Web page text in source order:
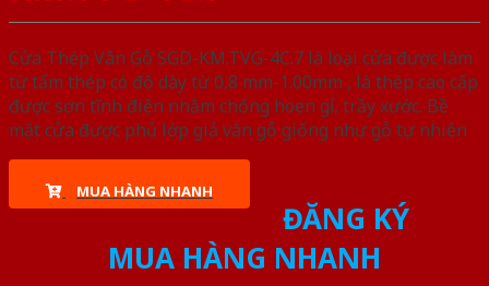
Cửa Thép Vân Gỗ SGD-KM.TVG-4C.7 là loại cửa được làm
từ tấm thép có độ dày từ 0,8 mm-1.00mm , là thép cao cấp
được sơn tĩnh điện nhằm chống hoen gỉ, trầy xước. Bề
mặt cửa được phủ lớp giả vân gỗ giống như gỗ tự nhiên
MUA HÀNG NHANH
ĐĂNG KÝ
MUA HÀNG NHANH